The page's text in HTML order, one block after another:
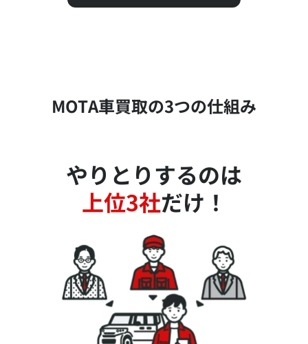
MOTA車買取の3つの仕組み
やりとりするのは
上位3社だけ！